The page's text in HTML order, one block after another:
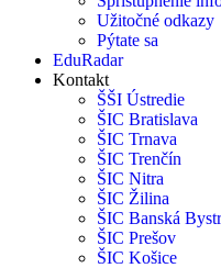
Užitočné odkazy
Pýtate sa
EduRadar
Kontakt
ŠŠI Ústredie
ŠIC Bratislava
ŠIC Trnava
ŠIC Trenčín
ŠIC Nitra
ŠIC Žilina
ŠIC Banská
ŠIC Prešov
ŠIC Košice